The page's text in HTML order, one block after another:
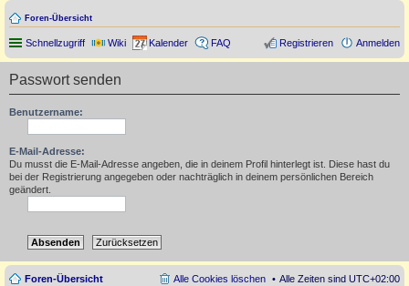
Foren-Übersicht
Schnellzugriff Wiki Kalender FAQ Anmelden
Registrieren
Passwort senden
Benutzername:
E-Mail-Adresse:
Du musst die E-Mail-Adresse angeben, die in deinem Profil hinterlegt ist. Diese hast du
bei der Registrierung angegeben oder nachträglich in deinem persönlichen Bereich
geändert.
Foren-Übersicht Alle Zeiten sind UTC+02:00
Alle Cookies löschen